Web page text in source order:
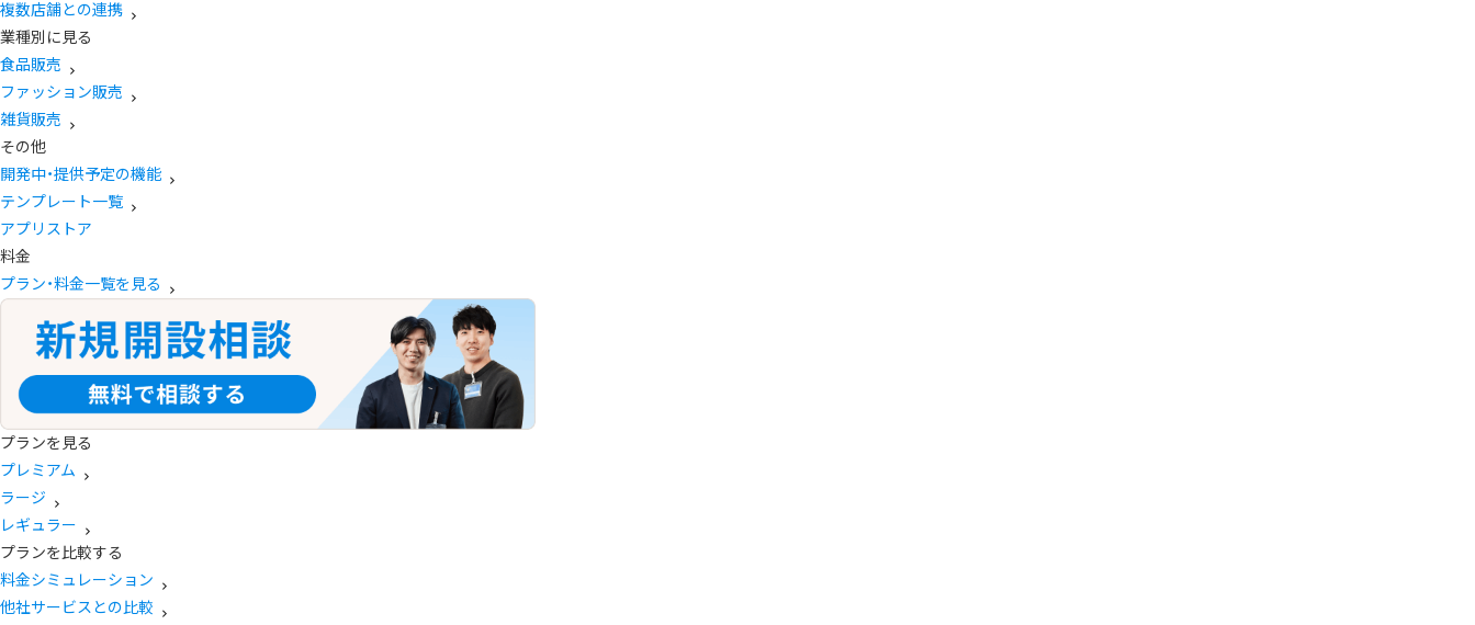
複数店舗との連携
業種別に見る
食品販売
ファッション販売
雑貨販売
その他
開発中・提供予定の機能
テンプレート一覧
アプリストア
料金
プラン・料金一覧を見る
プランを見る
プレミアム
ラージ
レギュラー
プランを比較する
料金シミュレーション
他社サービスとの比較